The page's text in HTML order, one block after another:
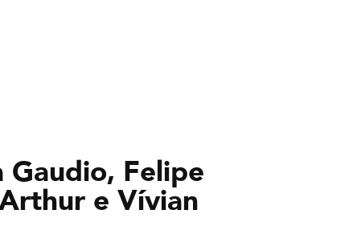
Gaudio, Felipe
e Vívian